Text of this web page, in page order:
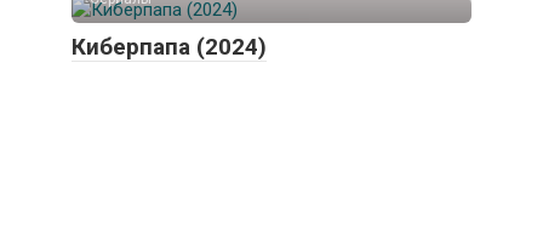
Киберпапа (2024)